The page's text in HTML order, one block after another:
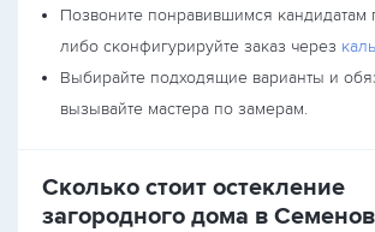
Позвоните понравившимся кандидатам
либо сконфигурируйте заказ через
Выбирайте подходящие варианты и
вызывайте мастера по замерам.
Сколько стоит остекление
загородного дома в